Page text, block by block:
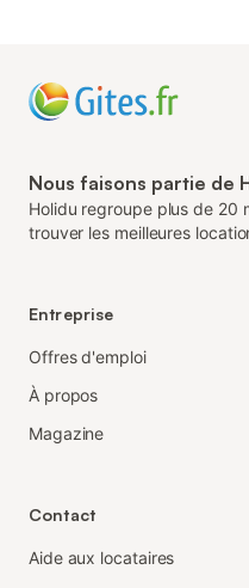
Nous faisons partie de
Holidu regroupe plus de 20
trouver les meilleures
Entreprise
Offres d'emploi
À propos
Magazine
Contact
Aide aux locataires